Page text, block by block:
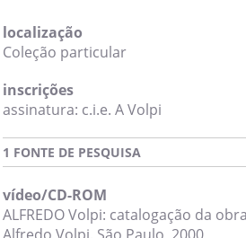
localização
Coleção particular
inscrições
assinatura: c.i.e. A Volpi
1 FONTE DE PESQUISA
vídeo/CD-ROM
ALFREDO Volpi: catalogação da